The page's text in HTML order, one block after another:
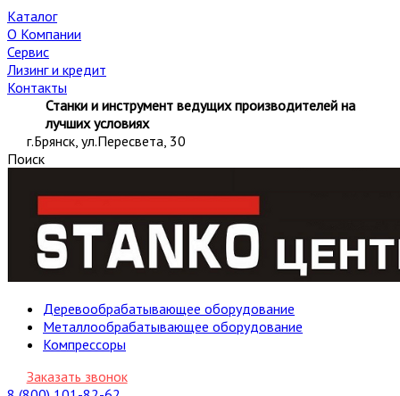
Каталог
О Компании
Сервис
Лизинг и кредит
Контакты
Станки и инструмент ведущих производителей на
лучших условиях
г.Брянск, ул.Пересвета, 30
Поиск
Деревообрабатывающее оборудование
Металлообрабатывающее оборудование
Компрессоры
Заказать звонок